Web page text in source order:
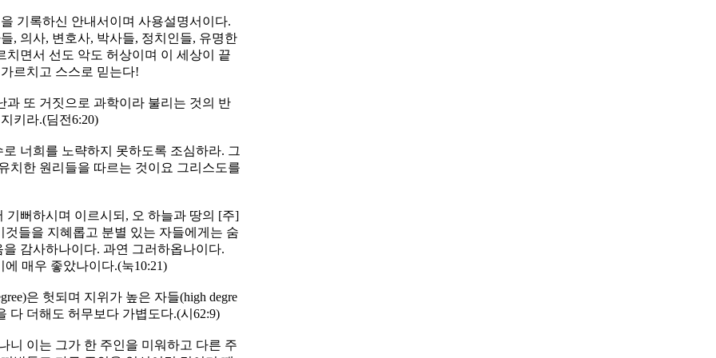
기록하신 안내서이며 사용설명서이다.
, 의사, 변호사, 박사들, 정치인들, 유명한
면서 선도 악도 허상이며 이 세상이 끝
르치고 스스로 믿는다!
또 거짓으로 과학이라 불리는 것의 반
키라.(딤전6:20)
너희를 노략하지 못하도록 조심하라. 그
치한 원리들을 따르는 것이요 그리스도를
뻐하시며 이르시되, 오 하늘과 땅의 [주]
들을 지혜롭고 분별 있는 자들에게는 숨
감사하나이다. 과연 그러하옵나이다.
매우 좋았나이다.(눅10:21)
은 헛되며 지위가 높은 자들(high degre
다 더해도 허무보다 가볍도다.(시62:9)
이는 그가 한 주인을 미워하고 다른 주